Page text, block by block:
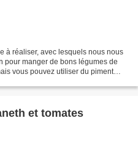
à réaliser, avec lesquels nous nous
pour manger de bons légumes de
vous pouvez utiliser du piment
et tomates